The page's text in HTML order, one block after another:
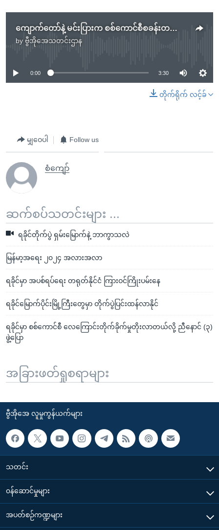
ကျောက်တော်နဲ့ မင်းပြားက စစ်ကောင်စီစခန်းတချို့ AA သိမ်းပိုက်
by ဗွီအိုအေသတင်းဌာန
No media source currently available
0:00 3:30
တိုက်ရိုက် လင့်ခ်
မျှဝေပါ Follow us
စံကျော်
ဆက်စပ်သတင်းများ ...
ရခိုင်တိုက်ပွဲ ရှမ်းမြောက်နဲ့ ဘာကွာသလဲ
မြန်မာ့အရေး ၂၀၂၄ အလားအလာ
ရခိုင်မှာ အပစ်ရပ်ရေး တရုတ်နိုင်ငံ ကြားဝင်ကြိုးပမ်းနေ
ရခိုင်မြောက်ပိုင်းမြို့ကြီးတွေမှာ တိုက်ပွဲပြင်းထန်လာနိုင်
ရခိုင်မှာ စစ်ကောင်စီ လေကြောင်းတိုက်ခိုက်မှုတိုးလာတယ်လို့ ညီနောင် (၃)
ဖွဲ့ပြော
အခြားဖတ်ရှုစရာများ
ဗွီအိုအေ လူမှုကွန်ယက်များ
သတင်း
၀န်ဆောင်မှုများ
အပတ်စဉ်ကဏ္ဍများ